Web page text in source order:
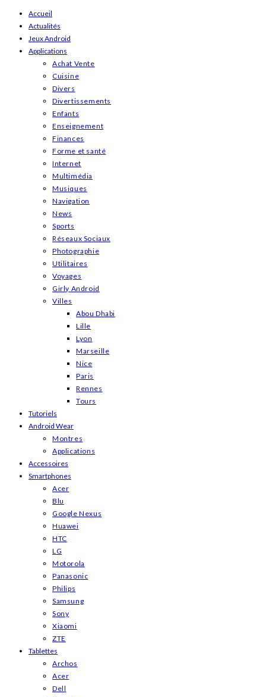
Skip
content
Accueil
Actualités
Jeux Android
Applications
Achat Vente
Cuisine
Divers
Divertissements
Enfants
Enseignement
Finances
Forme et santé
Internet
Multimédia
Musiques
Navigation
News
Sports
Réseaux Sociaux
Photographie
Utilitaires
Voyages
Girly Android
Villes
Abou Dhabi
Lille
Lyon
Marseille
Nice
Paris
Rennes
Tours
Tutoriels
Android Wear
Montres
Applications
Accessoires
Smartphones
Acer
Blu
Google Nexus
Huawei
HTC
LG
Motorola
Panasonic
Philips
Samsung
Sony
Xiaomi
ZTE
Tablettes
Archos
Acer
Dell